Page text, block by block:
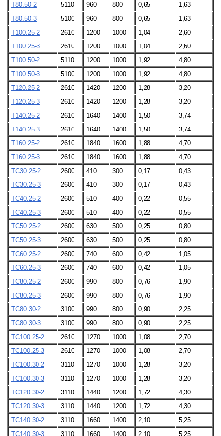
Т80.50-2
5110 960 800 0,65
1,63
Т80.50-3
5100 960 800 0,65
1,63
Т100.25-2
2610 1200 1000 1,04
2,60
Т100.25-3
2610 1200 1000 1,04
2,60
Т100.50-2
5110 1200 1000 1,92
4,80
Т100.50-3
5100 1200 1000 1,92
4,80
Т120.25-2
2610 1420 1200 1,28
3,20
Т120.25-3
2610 1420 1200 1,28
3,20
Т140.25-2
2610 1640 1400 1,50
3,74
Т140.25-3
2610 1640 1400 1,50
3,74
Т160.25-2
2610 1840 1600 1,88
4,70
Т160.25-3
2610 1840 1600 1,88
4,70
ТС30.25-2
2600 410 300 0,17
0,43
ТС30.25-3
2600 410 300 0,17
0,43
ТС40.25-2
2600 510 400 0,22
0,55
ТС40.25-3
2600 510 400 0,22
0,55
ТС50.25-2
2600 630 500 0,25
0,80
ТС50.25-3
2600 630 500 0,25
0,80
ТС60.25-2
2600 740 600 0,42
1,05
ТС60.25-3
2600 740 600 0,42
1,05
ТС80.25-2
2600 990 800 0,76
1,90
ТС80.25-3
2600 990 800 0,76
1,90
ТС80.30-2
3100 990 800 0,90
2,25
ТС80.30-3
3100 990 800 0,90
2,25
ТС100.25-2
2610 1270 1000 1,08
2,70
ТС100.25-3
2610 1270 1000 1,08
2,70
ТС100.30-2
3110 1270 1000 1,28
3,20
ТС100.30-3
3110 1270 1000 1,28
3,20
ТС120.30-2
3110 1440 1200 1,72
4,30
ТС120.30-3
3110 1440 1200 1,72
4,30
ТС140.30-2
3110 1660 1400 2,10
5,25
ТС140.30-3
3110 1660 1400 2,10
5,25